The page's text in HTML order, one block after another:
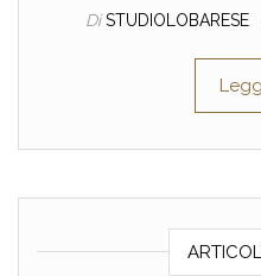
Di STUDIOLOBARESE